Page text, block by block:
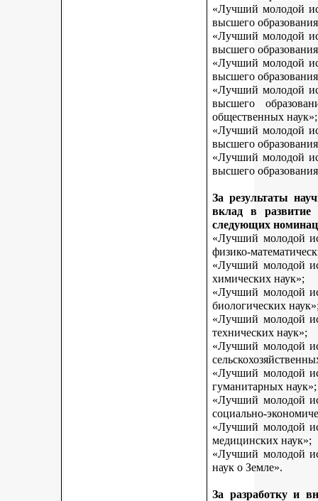
«Лучший молодой
высшего
«Лучший молодой
высшего
«Лучший молодой
высшего
«Лучший молодой
высшего
общественных наук»;
«Лучший молодой
высшего
«Лучший молодой
высшего
За результаты
вклад в развитие
следующих
«Лучший молодой
физико-
«Лучший молодой
химических наук»;
«Лучший молодой
биологических
«Лучший молодой
технических наук»;
«Лучший молодой
«Лучший молодой
гуманитарных наук»;
«Лучший молодой
социально-
«Лучший молодой
медицинских наук»;
«Лучший молодой
наук о Земле».
За разработку и